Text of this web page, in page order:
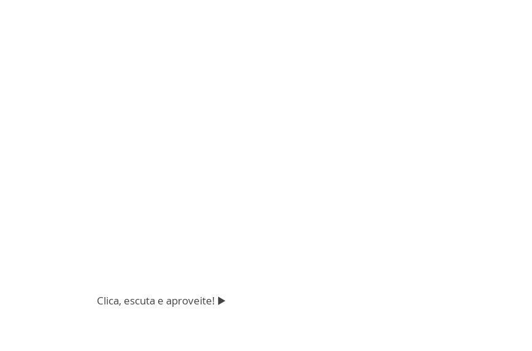
Clica, escuta e aproveite! ▶️